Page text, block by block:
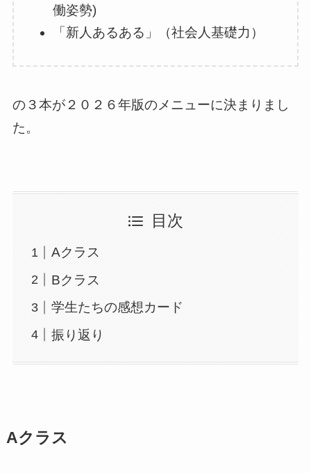
働姿勢)
「新人あるある」（社会人基礎力）
の３本が２０２６年版のメニューに決まりまし
た。
目次
Aクラス
Bクラス
学生たちの感想カード
振り返り
Aクラス